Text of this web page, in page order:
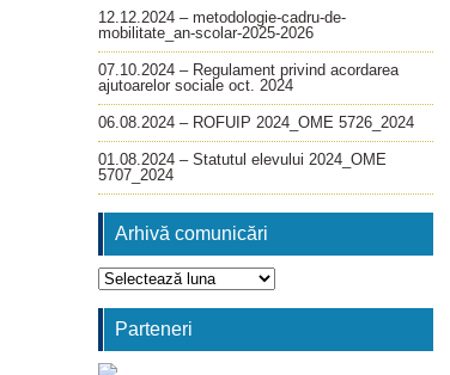
12.12.2024 – metodologie-cadru-de-
mobilitate_an-scolar-2025-2026
07.10.2024 – Regulament privind acordarea
ajutoarelor sociale oct. 2024
06.08.2024 – ROFUIP 2024_OME 5726_2024
01.08.2024 – Statutul elevului 2024_OME
5707_2024
Arhivă comunicări
Arhivă
comunicări
Parteneri